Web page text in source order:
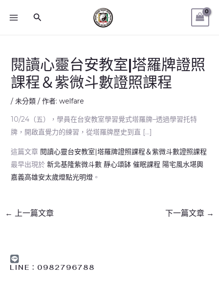
搜
閱讀心靈台安教室|塔羅牌證照
課程＆紫微斗數證照課程
/ 未分類/ 作者: welfare
10/24（五），學員在台安教室學習覺式塔羅牌–透過學習托特
牌，開啟直覺力的練習，從塔羅牌歷史到直 […]
這篇文章 閱讀心靈台安教室|塔羅牌證照課程＆紫微斗數證照課程
最早出現於 新北基隆紫微斗數 靜心頌缽 催眠課程 陽宅風水堪輿
嘉義高雄安太歲燈點光明燈。
← 上一篇文章 下一篇文章 →
LINE︰0982796788